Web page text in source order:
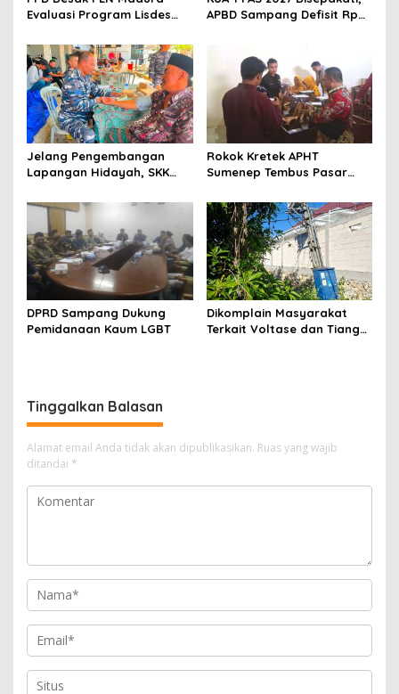
Evaluasi Program Lisdes
APBD Sampang Defisit Rp
Jelang Pengembangan
Lapangan Hidayah, SKK
Perkuat Sinergi dengan
Nelayan Sampang
Rokok Kretek APHT
Sumenep Tembus Pasar
DPRD Sampang Dukung
Pemidanaan Kaum LGBT
Dikomplain Masyarakat
Terkait Voltase dan Tiang
Tinggalkan Balasan
Alamat email Anda tidak akan dipublikasikan. Ruas yang wajib
ditandai *